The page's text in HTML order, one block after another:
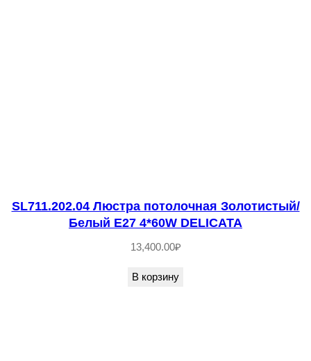
SL711.202.04 Люстра потолочная Золотистый/
Белый E27 4*60W DELICATA
13,400.00₽
В корзину